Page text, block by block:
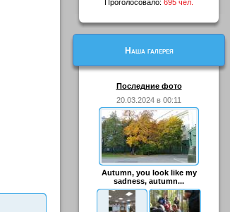
Проголосовало: 695 чел.
Наша галерея
Последние фото
20.03.2024 в 00:11
Autumn, you look like my
sadness, autumn...